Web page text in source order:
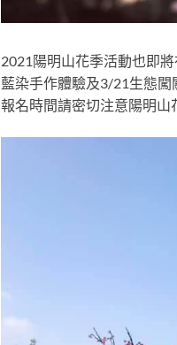
2021陽明山花季活動也即
藍染手作體驗及3/21生態闖
報名時間請密切注意陽明山